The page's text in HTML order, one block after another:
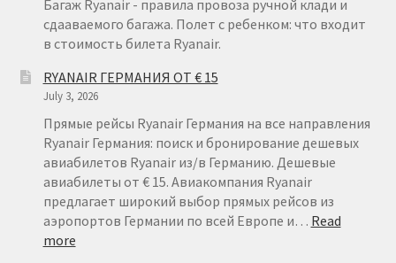
ДЕШЕВЫЕ АВИАБИЛЕТЫ НА КИПР
ЗАДЕРЖКА, ОТМЕНА, ПЕРЕНОС РЕЙСОВ RYANAIR
ИЗМЕНЕНИЕ БРОНИРОВАНИЯ
ПРАВИЛА RYANAIR В АЭРОПОРТУ И НА БОРТУ
Багаж Ryanair - правила провоза ручной клади и
сдааваемого багажа. Полет с ребенком: что входит
в стоимость билета Ryanair.
RYANAIR ГЕРМАНИЯ ОТ € 15
July 3, 2026
Прямые рейсы Ryanair Германия на все направления
Ryanair Германия: поиск и бронирование дешевых
авиабилетов Ryanair из/в Германию. Дешевые
авиабилеты от € 15. Авиакомпания Ryanair
предлагает широкий выбор прямых рейсов из
аэропортов Германии по всей Европе и… Read
more: